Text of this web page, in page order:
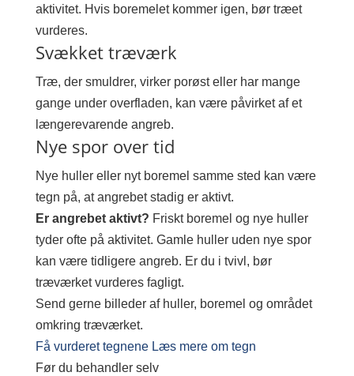
aktivitet. Hvis boremelet kommer igen, bør træet
vurderes.
Svækket træværk
Træ, der smuldrer, virker porøst eller har mange
gange under overfladen, kan være påvirket af et
længerevarende angreb.
Nye spor over tid
Nye huller eller nyt boremel samme sted kan være
tegn på, at angrebet stadig er aktivt.
Er angrebet aktivt? Friskt boremel og nye huller
tyder ofte på aktivitet. Gamle huller uden nye spor
kan være tidligere angreb. Er du i tvivl, bør
træværket vurderes fagligt.
Send gerne billeder af huller, boremel og området
omkring træværket.
Få vurderet tegnene Læs mere om tegn
Før du behandler selv